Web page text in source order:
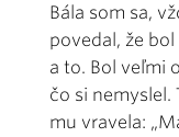
Bála som sa,
povedal, že
a to. Bol veľmi
čo si nemyslel.
mu vravela: